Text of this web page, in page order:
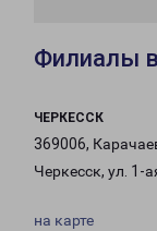
Филиалы
ЧЕРКЕССК
369006,
Черкесск, ул. 1-
на карте